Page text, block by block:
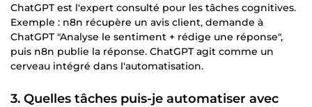
ChatGPT est l'expert consulté pour les tâches cognitives.
Exemple : n8n récupère un avis client, demande à
ChatGPT "Analyse le sentiment + rédige une réponse",
puis n8n publie la réponse. ChatGPT agit comme un
cerveau intégré dans l'automatisation.
3. Quelles tâches puis-je automatiser avec